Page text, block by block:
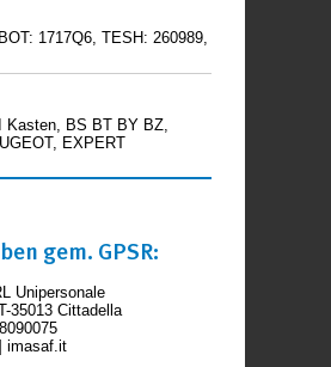
1717Q6, TESH: 260989,
Kasten, BS BT BY BZ,
EXPERT
gem. GPSR:
Unipersonale
35013 Cittadella
imasaf.it